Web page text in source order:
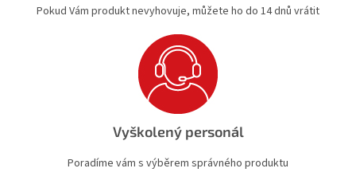
Pokud Vám produkt nevyhovuje, můžete ho do 14 dnů vrátit
Vyškolený personál
Poradíme vám s výběrem správného produktu